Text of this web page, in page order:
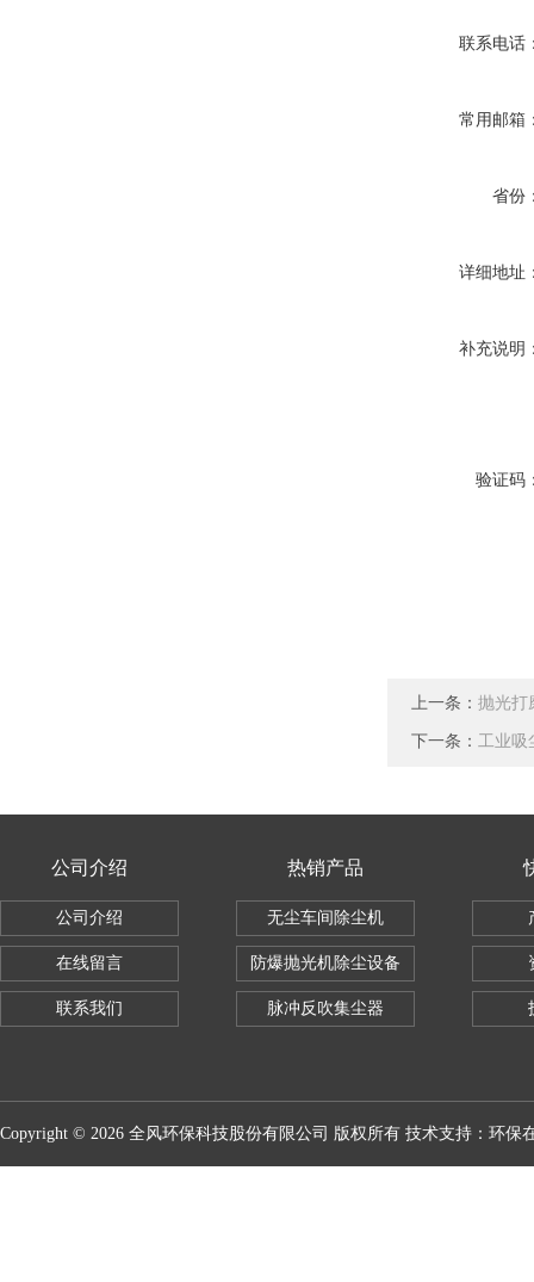
联系电话
常用邮箱
省份
详细地址
补充说明
验证码
上一条： 抛光打
下一条： 工业吸
公司介绍
公司介绍
在线留言
联系我们
热销产品
无尘车间除尘机
防爆抛光机除尘设备
脉冲反吹集尘器
Copyright © 2026 全风环保科技股份有限公司 版权所有 技术支持： 环保